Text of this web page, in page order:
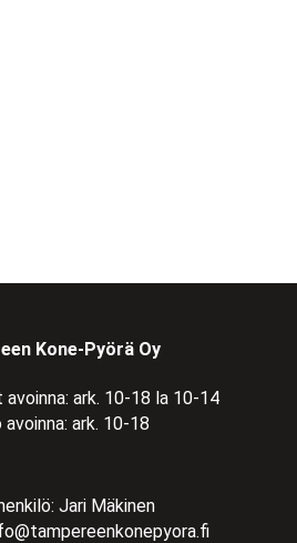
Kone-Pyörä Oy
avoinna: ark. 10-18 la 10-14
avoinna: ark. 10-18
Jari Mäkinen